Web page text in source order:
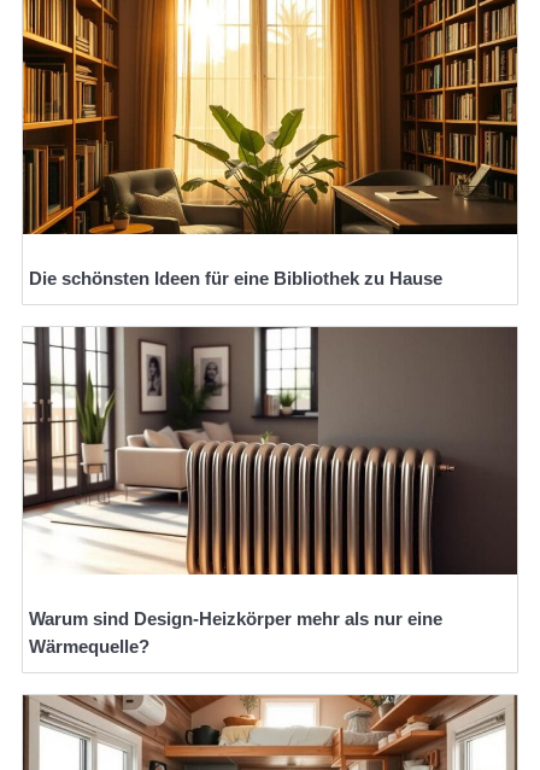
Die schönsten Ideen für eine Bibliothek zu Hause
Warum sind Design-Heizkörper mehr als nur eine
Wärmequelle?